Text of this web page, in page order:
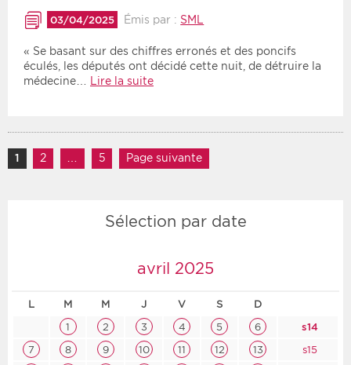
03/04/2025 Émis par : SML
« Se basant sur des chiffres erronés et des poncifs
éculés, les députés ont décidé cette nuit, de détruire la
médecine…
Lire la suite
Navigation des articles
Page
1 Page
2 … Page
5 Page suivante
Sélection par date
avril 2025
L M M J V S D
1 2 3 4 5 6
s14
7
8 9 10 11 12 13
s15